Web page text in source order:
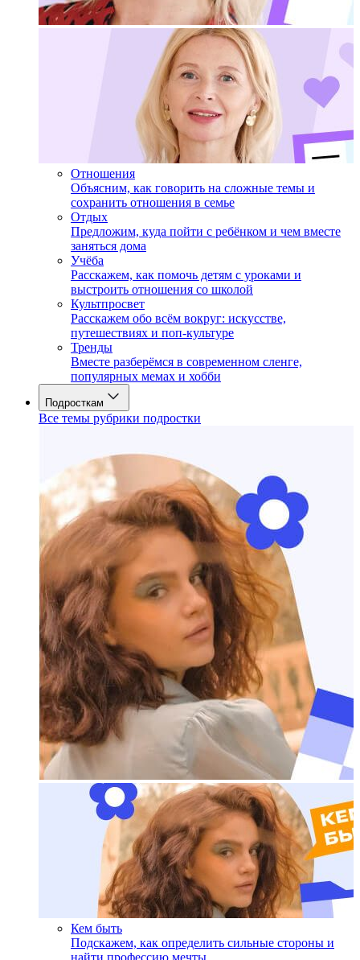
Отношения
Объясним, как говорить на сложные темы и
сохранить отношения в семье
Отдых
Предложим, куда пойти с ребёнком и чем вместе
заняться дома
Учёба
Расскажем, как помочь детям с уроками и
выстроить отношения со школой
Культпросвет
Расскажем обо всём вокруг: искусстве,
путешествиях и поп-культуре
Тренды
Вместе разберёмся в современном сленге,
популярных мемах и хобби
Подросткам
Все темы рубрики подростки
Кем быть
Подскажем, как определить сильные стороны и
найти профессию мечты